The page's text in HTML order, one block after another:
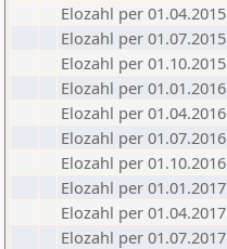
Elozahl per 01.04.2015
Elozahl per 01.07.2015
Elozahl per 01.10.2015
Elozahl per 01.01.2016
Elozahl per 01.04.2016
Elozahl per 01.07.2016
Elozahl per 01.10.2016
Elozahl per 01.01.2017
Elozahl per 01.04.2017
Elozahl per 01.07.2017